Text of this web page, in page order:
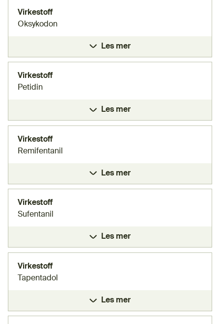
Virkestoff
Oksykodon
Les mer
Virkestoff
Petidin
Les mer
Virkestoff
Remifentanil
Les mer
Virkestoff
Sufentanil
Les mer
Virkestoff
Tapentadol
Les mer